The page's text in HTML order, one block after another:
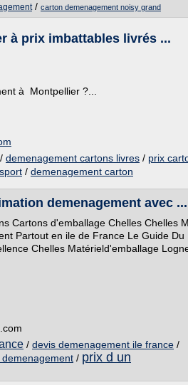
/ carton demenagement noisy grand
à prix imbattables livrés ...
à Montpellier ?...
/ demenagement cartons livres / prix
/ demenagement carton
demenagement avec ...
Cartons d'emballage Chelles Chelles
Partout en ile de France Le Guide Du
Chelles Matérield'emballage
/ devis demenagement ile france /
/ prix d un